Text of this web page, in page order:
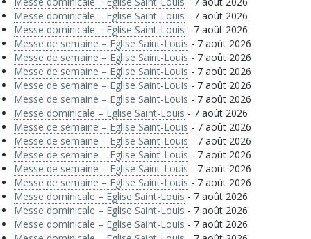
Messe dominicale – Eglise Saint-Louis - 7 août 2026
Messe dominicale – Eglise Saint-Louis - 7 août 2026
Messe de semaine – Eglise Saint-Louis - 7 août 2026
Messe de semaine – Eglise Saint-Louis - 7 août 2026
Messe de semaine – Eglise Saint-Louis - 7 août 2026
Messe de semaine – Eglise Saint-Louis - 7 août 2026
Messe de semaine – Eglise Saint-Louis - 7 août 2026
Messe dominicale – Eglise Saint-Louis - 7 août 2026
Messe de semaine – Eglise Saint-Louis - 7 août 2026
Messe de semaine – Eglise Saint-Louis - 7 août 2026
Messe de semaine – Eglise Saint-Louis - 7 août 2026
Messe de semaine – Eglise Saint-Louis - 7 août 2026
Messe de semaine – Eglise Saint-Louis - 7 août 2026
Messe dominicale – Eglise Saint-Louis - 7 août 2026
Messe dominicale – Eglise Saint-Louis - 7 août 2026
Messe dominicale – Eglise Saint-Louis - 7 août 2026